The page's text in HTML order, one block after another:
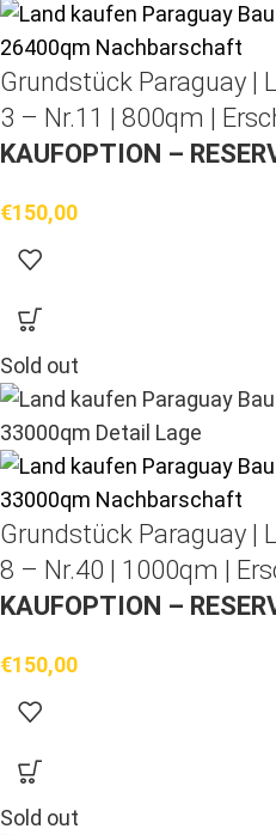
Grundstück Paraguay |
3 – Nr.11 | 800qm |
KAUFOPTION –
€150,00
Sold out
Grundstück Paraguay |
8 – Nr.40 | 1000qm |
KAUFOPTION –
€150,00
Sold out